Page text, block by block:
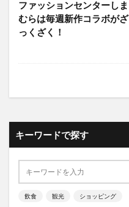
ファッションセンターしま
むらは毎週新作コラボがざ
っくざく！
キーワードで探す
飲食 観光 ショッピング